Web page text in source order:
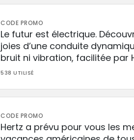
CODE PROMO
Le futur est électrique.
joies d’une conduite
bruit ni vibration, facilitée par
538 UTILISÉ
CODE PROMO
Hertz a prévu pour vous les